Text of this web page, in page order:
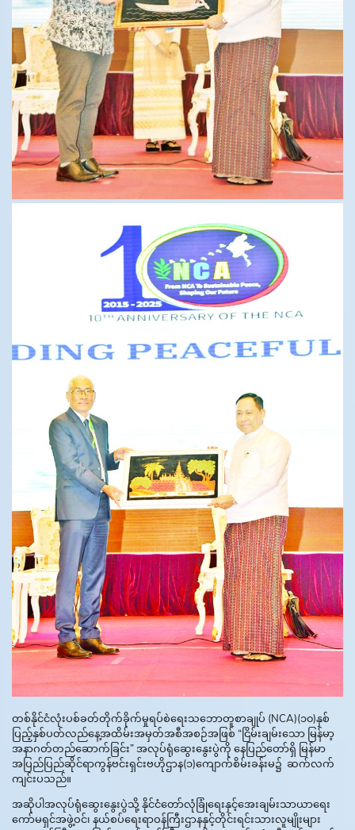
တစ်နိုင်ငံလုံးပစ်ခတ်တိုက်ခိုက်မှုရပ်စဲရေးသဘောတူစာချုပ် (NCA)(၁၀)နှစ်
ပြည့်နှစ်ပတ်လည်နေ့အထိမ်းအမှတ်အစီအစဉ်အဖြစ် “ငြိမ်းချမ်းသော မြန်မာ့
အနာဂတ်တည်ဆောက်ခြင်း” အလုပ်ရုံဆွေးနွေးပွဲကို နေပြည်တော်ရှိ မြန်မာ
အပြည်ပြည်ဆိုင်ရာကွန်ဗင်းရှင်းဗဟိုဌာန(၁)ကျောက်စိမ်းခန်းမ၌ ဆက်လက်
ကျင်းပသည်။
အဆိုပါအလုပ်ရုံဆွေးနွေးပွဲသို့ နိုင်ငံတော်လုံခြုံရေးနှင့်အေးချမ်းသာယာရေး
ကော်မရှင်အဖွဲ့ဝင်၊ နယ်စပ်ရေးရာဝန်ကြီးဌာနနှင့်တိုင်းရင်းသားလူမျိုးများ